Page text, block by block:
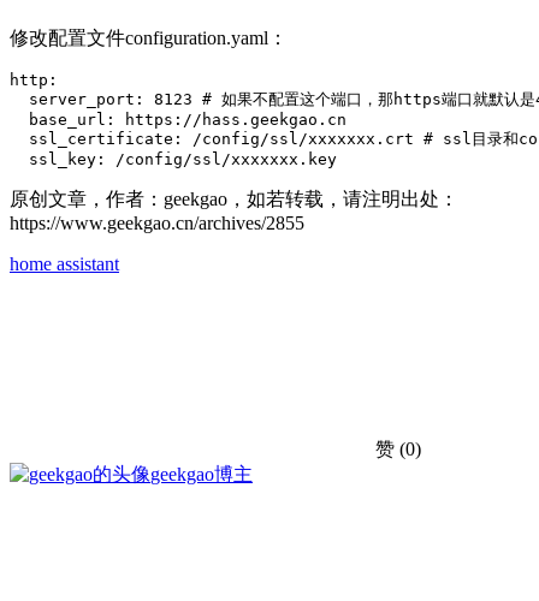
修改配置文件configuration.yaml：
http:
server_port: 8123 # 如果不配置这个端口，那https端口就默认是
  base_url: https://hass.geekgao.cn
ssl_certificate: /config/ssl/xxxxxxx.crt # ssl目录和
  ssl_key: /config/ssl/xxxxxxx.key
原创文章，作者：geekgao，如若转载，请注明出处：
https://www.geekgao.cn/archives/2855
home assistant
赞 (0)
geekgao博主